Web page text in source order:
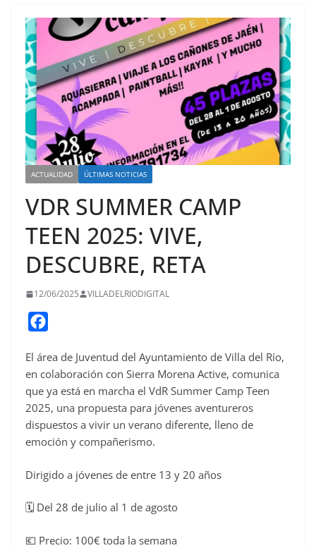
ACTUALIDAD ÚLTIMAS NOTICIAS
VDR SUMMER CAMP
TEEN 2025: VIVE,
DESCUBRE, RETA
12/06/2025 VILLADELRIODIGITAL
c
e
b
o
o
El área de Juventud del Ayuntamiento de Villa del Río,
en colaboración con Sierra Morena Active, comunica
que ya está en marcha el VdR Summer Camp Teen
2025, una propuesta para jóvenes aventureros
dispuestos a vivir un verano diferente, lleno de
emoción y compañerismo.
Dirigido a jóvenes de entre 13 y 20 años
🗓️ Del 28 de julio al 1 de agosto
💶 Precio: 100€ toda la semana